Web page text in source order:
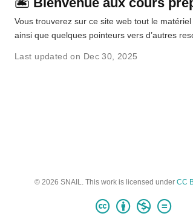
Vous trouverez sur ce site web tout le
ainsi que quelques pointeurs vers d’autres
Last updated on Dec 30, 2025
© 2026 SNAIL. This work is licensed under CC